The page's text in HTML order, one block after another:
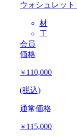
ウォシュレッ
材
工
会員
価格
￥ 110,000
(税込)
通常価格
￥ 115,000